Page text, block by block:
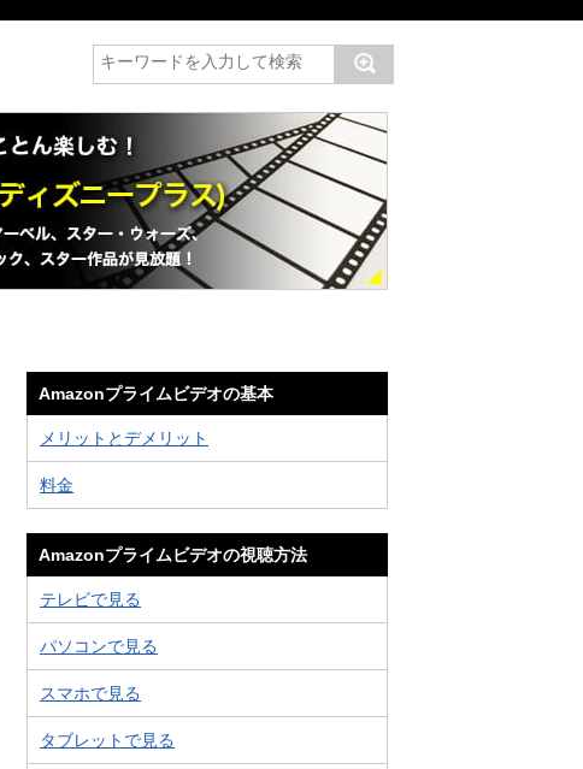
Amazonプライムビデオの基本
メリットとデメリット
料金
Amazonプライムビデオの視聴方法
テレビで見る
パソコンで見る
スマホで見る
タブレットで見る